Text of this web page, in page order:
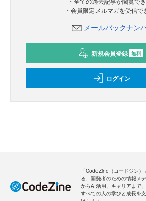
・会員限定メルマガを受信で
メールバックナン
新規会員登録 無料
ログイン
「CodeZine（コードジン
る、開発者のための情報メ
からAI活用、キャリアまで
すべての人の学びと成長を